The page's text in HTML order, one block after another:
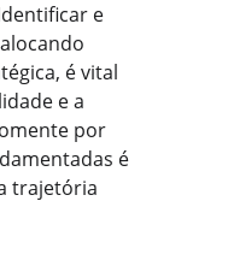
e
é vital
e a
por
é
trajetória